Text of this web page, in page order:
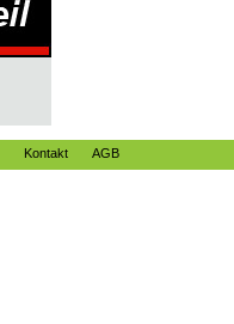
Kontakt AGB